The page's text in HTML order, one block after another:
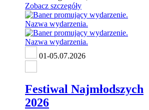
Zobacz szczegóły
01-05.07.2026
Festiwal Najmłodszych
2026